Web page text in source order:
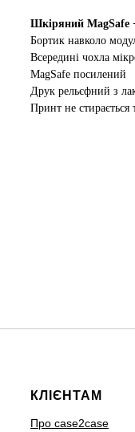
Шкіряний MagSafe
Бортик навколо
Всередині чохла
MagSafe посилений
Друк рельєфний з
Принт не стирається
КЛІЄНТАМ
Про case2case